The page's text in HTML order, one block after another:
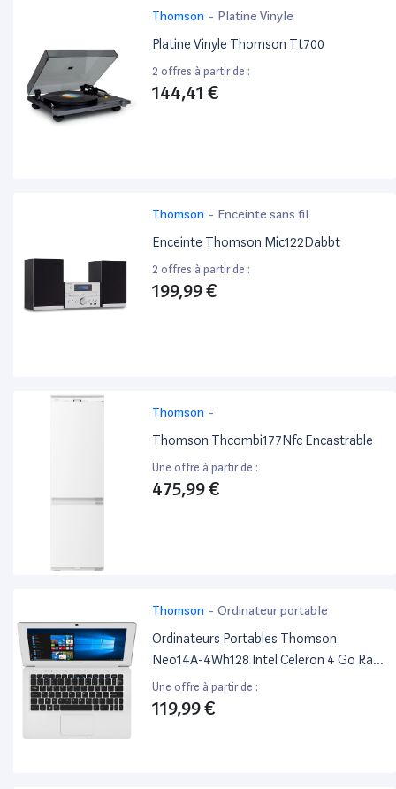
Thomson - Platine Vinyle
Platine Vinyle Thomson Tt700
2 offres à partir de :
144,41 €
Thomson - Enceinte sans fil
Enceinte Thomson Mic122Dabbt
2 offres à partir de :
199,99 €
Thomson -
Thomson Thcombi177Nfc Encastrable
Une offre à partir de :
475,99 €
Thomson - Ordinateur portable
Ordinateurs Portables Thomson
Neo14A-4Wh128 Intel Celeron 4 Go Ram
128Go SSD 14"
Une offre à partir de :
119,99 €